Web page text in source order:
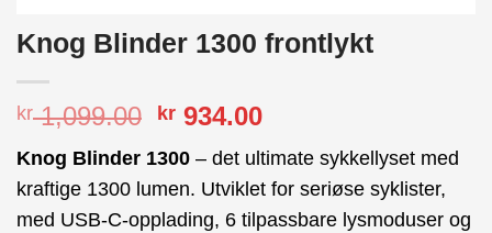
Knog Blinder 1300 frontlykt
kr1,099.00 Opprinnelig
var:
kr 1,099.00.
kr 934.00Nåværende
er:
kr 934.00.
Knog Blinder 1300 – det ultimate sykkellyset med
kraftige 1300 lumen. Utviklet for seriøse syklister,
med USB-C-opplading, 6 tilpassbare lysmoduser og